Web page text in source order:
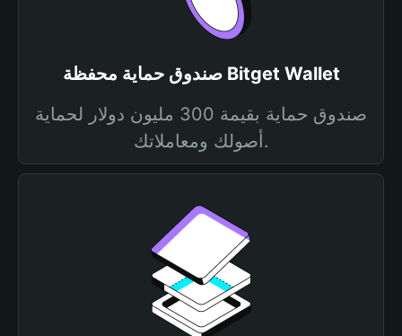
صندوق حماية محفظة Bitget Wallet
صندوق حماية بقيمة 300 مليون دولار لحماية
أصولك ومعاملاتك.